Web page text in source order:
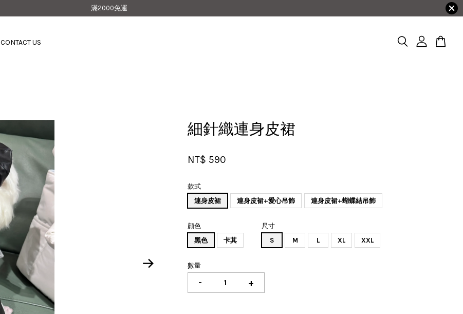
滿2000免運
CONTACT US
細針織連身皮裙
NT$ 590
款式
連身皮裙
連身皮裙+愛心吊飾 連身皮裙+蝴蝶結吊飾
顔色
黑色
卡其
尺寸
S
M L XL XXL
數量
- +